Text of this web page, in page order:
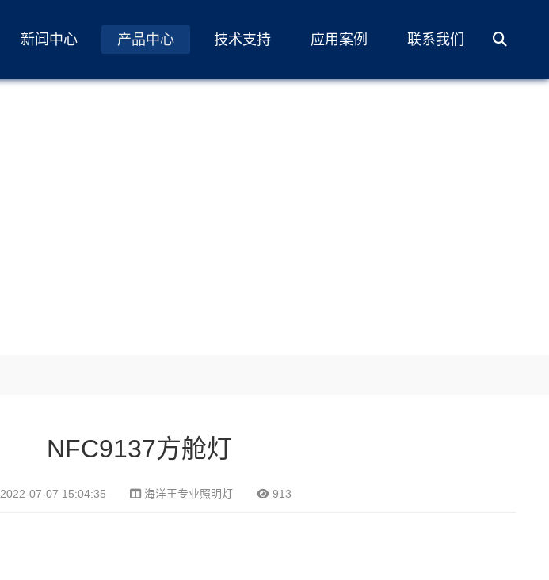
新闻中心 产品中心 技术支持 应用案例 联系我们
NFC9137方舱灯
2022-07-07 15:04:35 海洋王专业照明灯 913